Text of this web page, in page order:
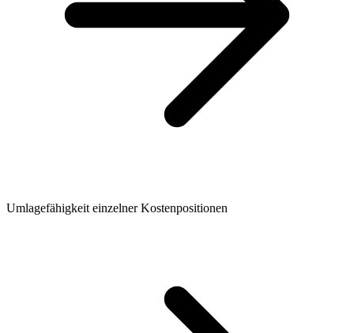
Umlagefähigkeit einzelner Kostenpositionen